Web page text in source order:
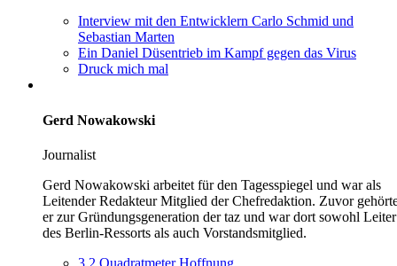
Interview mit den Entwicklern Carlo Schmid und
Sebastian Marten
Ein Daniel Düsentrieb im Kampf gegen das Virus
Druck mich mal
Gerd Nowakowski
Journalist
Gerd Nowakowski arbeitet für den Tagesspiegel und war als
Leitender Redakteur Mitglied der Chefredaktion. Zuvor
er zur Gründungsgeneration der taz und war dort sowohl Leiter
des Berlin-Ressorts als auch Vorstandsmitglied.
3,2 Quadratmeter Hoffnung